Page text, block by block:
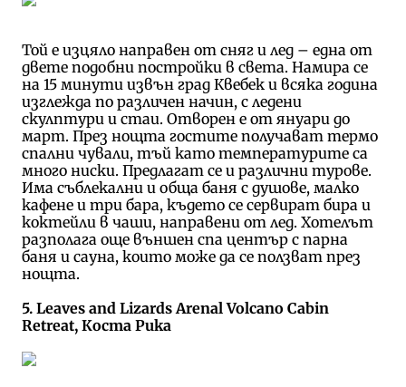
Той е изцяло направен от сняг и лед – една от
двете подобни постройки в света. Намира се
на 15 минути извън град Квебек и всяка година
изглежда по различен начин, с ледени
скулптури и стаи. Отворен е от януари до
март. През нощта гостите получават термо
спални чували, тъй като температурите са
много ниски. Предлагат се и различни турове.
Има съблекални и обща баня с душове, малко
кафене и три бара, където се сервират бира и
коктейли в чаши, направени от лед. Хотелът
разполага още външен спа център с парна
баня и сауна, които може да се ползват през
нощта.
5. Leaves and Lizards Arenal Volcano Cabin
Retreat, Коста Рика